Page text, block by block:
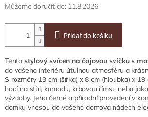
Můžeme doručit do: 11.8.2026
Přidat do košíku
Tento stylový svícen na čajovou svíčku s
do vašeho interiéru útulnou atmosféru a
S rozměry 13 cm (šířka) x 8 cm (hloubka) x 19
hodí na stůl, komodu, krbovou římsu nebo
výzdoby. Jeho černé a přírodní provedení v
domku vnesou do vašeho domova nádech